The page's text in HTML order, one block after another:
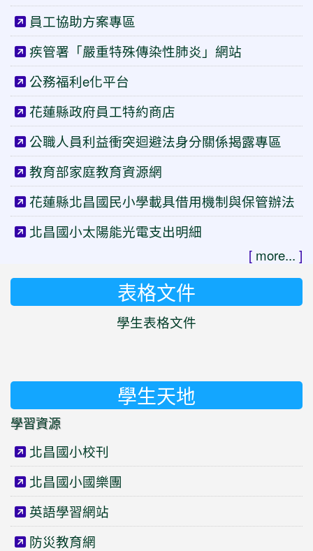
員工協助方案專區
疾管署「嚴重特殊傳染性肺炎」網站
公務福利e化平台
花蓮縣政府員工特約商店
公職人員利益衝突迴避法身分關係揭露專區
教育部家庭教育資源網
花蓮縣北昌國民小學載具借用機制與保管辦法
北昌國小太陽能光電支出明細
[ more... ]
表格文件
學生表格文件
學生天地
學習資源
北昌國小校刊
北昌國小國樂團
英語學習網站
防災教育網